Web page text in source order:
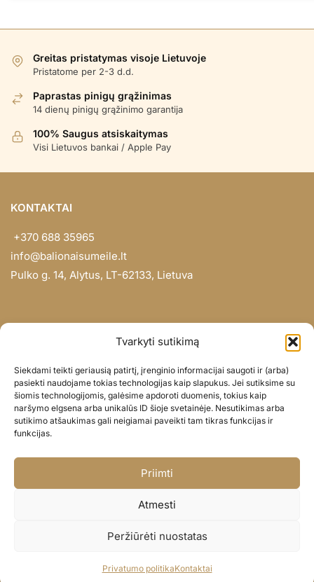
Tvarkyti sutikimą
Siekdami teikti geriausią patirtį, įrenginio informacijai saugoti ir (arba)
pasiekti naudojame tokias technologijas kaip slapukus. Jei sutiksime su
šiomis technologijomis, galėsime apdoroti duomenis, tokius kaip
naršymo elgsena arba unikalūs ID šioje svetainėje. Nesutikimas arba
sutikimo atšaukimas gali neigiamai paveikti tam tikras funkcijas ir
funkcijas.
Priimti
Atmesti
Peržiūrėti nuostatas
Privatumo politikaKontaktai
Greitas pristatymas visoje Lietuvoje
Pristatome per 2-3 d.d.
Paprastas pinigų grąžinimas
14 dienų pinigų grąžinimo garantija
100% Saugus atsiskaitymas
Visi Lietuvos bankai / Apple Pay
KONTAKTAI
+370 688 35965
info@balionaisumeile.lt
Pulko g. 14, Alytus, LT-62133, Lietuva
Didmena
Darbų portfolio
Privatumo politika
Parduotuvės politika
© BALIONAISUMEILE 2024